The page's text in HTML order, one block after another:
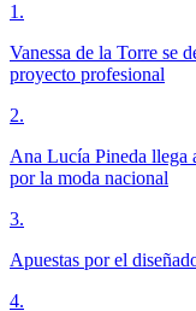
1 .
Vanessa de la Torre se
proyecto profesional
2.
Ana Lucía Pineda llega
por la moda nacional
3.
Apuestas por el
4.